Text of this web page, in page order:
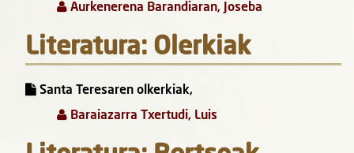
Aurkenerena Barandiaran, Joseba
Literatura: Olerkiak
Santa Teresaren olkerkiak,
Baraiazarra Txertudi, Luis